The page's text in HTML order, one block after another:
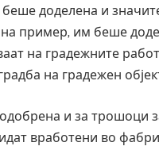
доделена и
на пример, им беше
на градежните
на градежен
и за трошоци
вработени во